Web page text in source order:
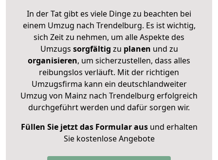
In der Tat gibt es viele Dinge zu beachten bei
einem Umzug nach Trendelburg. Es ist wichtig,
sich Zeit zu nehmen, um alle Aspekte des
Umzugs sorgfältig zu planen und zu
organisieren, um sicherzustellen, dass alles
reibungslos verläuft. Mit der richtigen
Umzugsfirma kann ein deutschlandweiter
Umzug von Mainz nach Trendelburg erfolgreich
durchgeführt werden und dafür sorgen wir.
Füllen Sie jetzt das Formular ausund erhalten
Sie kostenlose Angebote